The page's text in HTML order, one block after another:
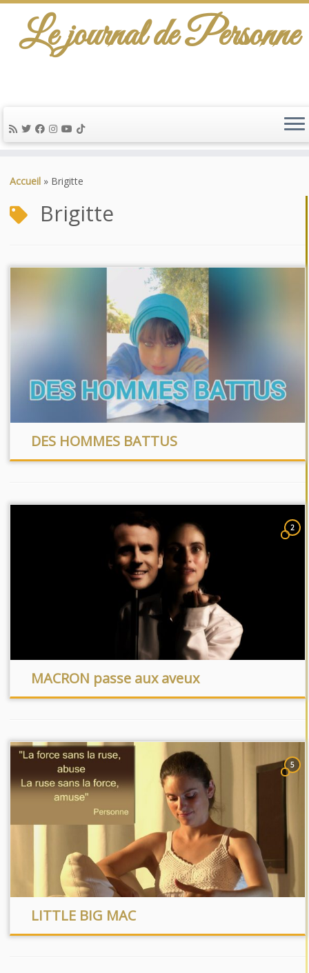
au
Le journal de Personne
Accueil » Brigitte
Brigitte
DES HOMMES BATTUS
2
MACRON passe aux aveux
5
LITTLE BIG MAC